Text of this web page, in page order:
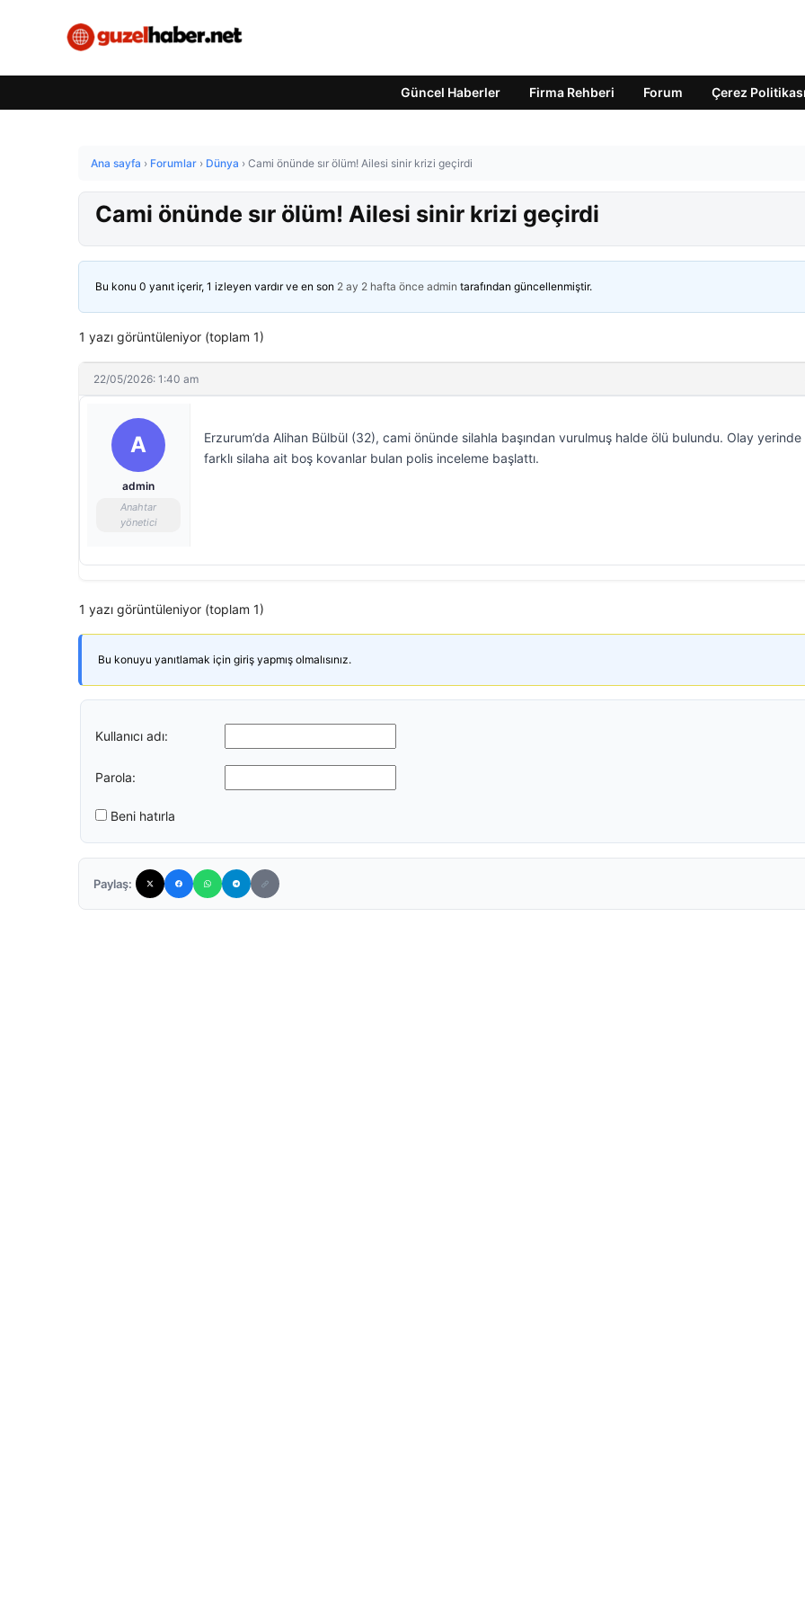
Güncel Haberler Firma Rehberi Forum Çerez Politikası
Ana sayfa › Forumlar › Dünya › Cami önünde sır ölüm! Ailesi sinir krizi geçirdi
Cami önünde sır ölüm! Ailesi sinir krizi geçirdi
Bu konu 0 yanıt içerir, 1 izleyen vardır ve en son 2 ay 2 hafta önce admin tarafından güncellenmiştir.
1 yazı görüntüleniyor (toplam 1)
22/05/2026: 1:40 am
A
admin
Anahtar
yönetici
Erzurum’da Alihan Bülbül (32), cami önünde silahla başından vurulmuş halde ölü bulundu. Olay yerinde
farklı silaha ait boş kovanlar bulan polis inceleme başlattı.
1 yazı görüntüleniyor (toplam 1)
Bu konuyu yanıtlamak için giriş yapmış olmalısınız.
Kullanıcı adı:
Parola:
Beni hatırla
Paylaş: